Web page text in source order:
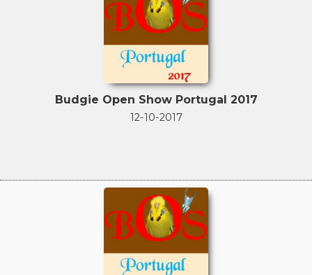
Budgie Open Show Portugal 2017
12-10-2017